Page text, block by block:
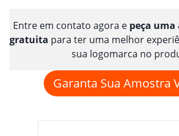
Entre em contato agora e peça
gratuita para ter uma melhor
sua logomarca no
Garanta Sua Amostra